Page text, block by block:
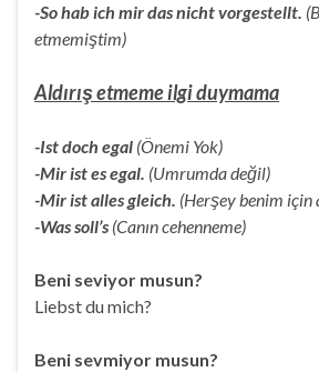
-So hab ich mir das nicht vorgestellt.
etmemiştim)
Aldırış etmeme ilgi duymama
-Ist doch egal (Önemi Yok)
-Mir ist es egal. (Umrumda değil)
-Mir ist alles gleich. (Herşey benim için
-Was soll’s (Canın cehenneme)
Beni seviyor musun?
Liebst du mich?
Beni sevmiyor musun?